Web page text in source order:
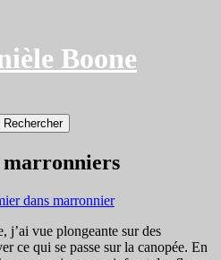
Boone
marronniers
j’ai vue plongeante sur des
ce qui se passe sur la canopée. En